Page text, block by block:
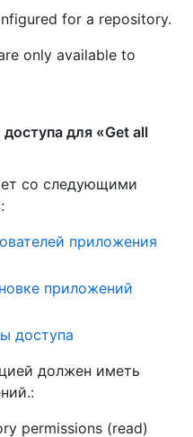
for a repository.
only available to
для «Get all
со следующими
:
приложения
приложений
доступа
должен иметь
permissions (read)